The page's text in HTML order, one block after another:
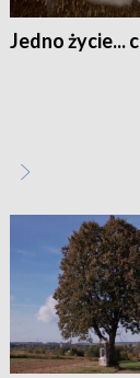
Jedno życie...